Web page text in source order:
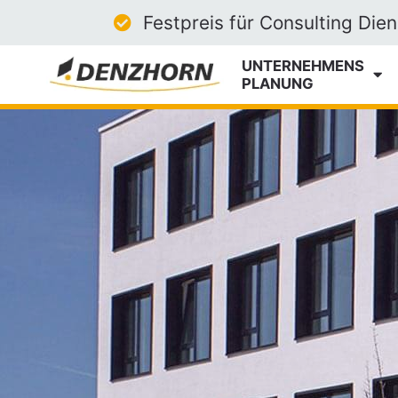
Festpreis für Consulting
UNTERNEHMEN­S
­PLANUNG